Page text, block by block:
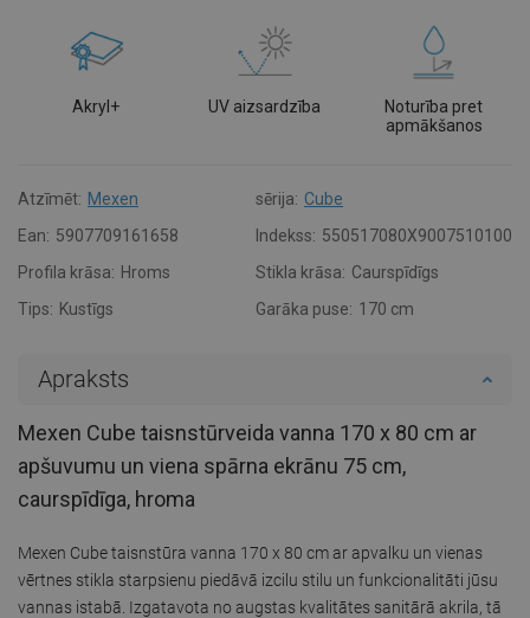
Akryl+ UV aizsardzība
Noturība pret
apmākšanos
Atzīmēt: Mexen sērija: Cube
Ean: 5907709161658 Indekss: 550517080X9007510100
Profila krāsa: Hroms Stikla krāsa: Caurspīdīgs
Tips: Kustīgs Garāka puse: 170 cm
Apraksts
Mexen Cube taisnstūrveida vanna 170 x 80 cm ar
apšuvumu un viena spārna ekrānu 75 cm,
caurspīdīga, hroma
Mexen Cube taisnstūra vanna 170 x 80 cm ar apvalku un vienas
vērtnes stikla starpsienu piedāvā izcilu stilu un funkcionalitāti jūsu
vannas istabā. Izgatavota no augstas kvalitātes sanitārā akrila, tā